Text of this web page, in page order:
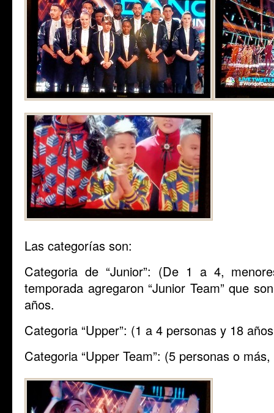
Las categorías son:
Categoria de “Junior”: (De 1 a 4,
temporada agregaron “Junior Team” que
años.
Categoria “Upper”: (1 a 4 personas y 18
Categoria “Upper Team”: (5 personas o